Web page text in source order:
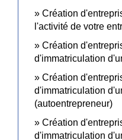
Création
l'activité de votre
Création
d'immatriculation
Création
d'immatriculation
(autoentrepreneur)
Création
d'immatriculation